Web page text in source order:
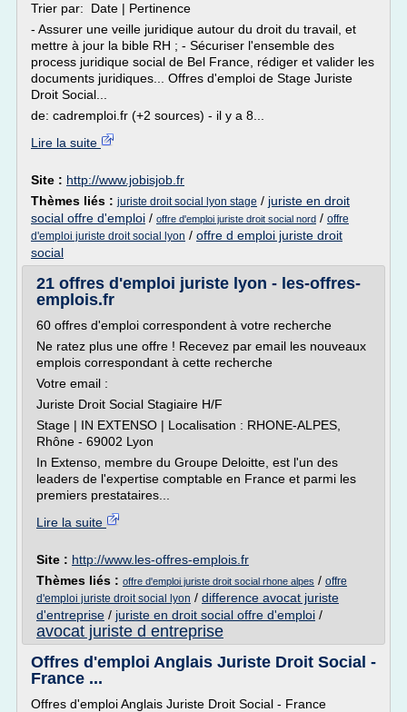
Trier par: Date | Pertinence
- Assurer une veille juridique autour du droit du travail, et
mettre à jour la bible RH ; - Sécuriser l'ensemble des
process juridique social de Bel France, rédiger et valider les
documents juridiques... Offres d'emploi de Stage Juriste
Droit Social...
de: cadremploi.fr (+2 sources) - il y a 8...
Lire la suite
Site : http://www.jobisjob.fr
Thèmes liés : juriste droit social lyon stage / juriste en droit
social offre d'emploi / offre d'emploi juriste droit social nord / offre
d'emploi juriste droit social lyon / offre d emploi juriste droit
social
21 offres d'emploi juriste lyon - les-offres-
emplois.fr
60 offres d'emploi correspondent à votre recherche
Ne ratez plus une offre ! Recevez par email les nouveaux
emplois correspondant à cette recherche
Votre email :
Juriste Droit Social Stagiaire H/F
Stage | IN EXTENSO | Localisation : RHONE-ALPES,
Rhône - 69002 Lyon
In Extenso, membre du Groupe Deloitte, est l'un des
leaders de l'expertise comptable en France et parmi les
premiers prestataires...
Lire la suite
Site : http://www.les-offres-emplois.fr
Thèmes liés : offre d'emploi juriste droit social rhone alpes / offre
d'emploi juriste droit social lyon / difference avocat juriste
d'entreprise / juriste en droit social offre d'emploi /
avocat juriste d entreprise
Offres d'emploi Anglais Juriste Droit Social -
France ...
Offres d'emploi Anglais Juriste Droit Social - France